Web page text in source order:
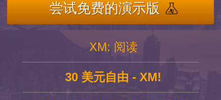
尝试免费的演示版
XM: 阅读
30 美元自由 - XM!